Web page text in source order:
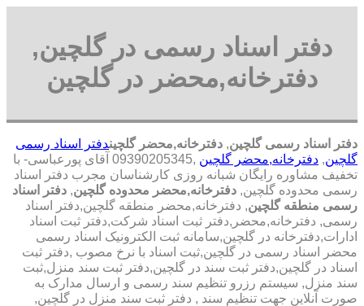
دفتر اسناد رسمی در گلچین,
دفترخانه,محضر در گلچین
دفتر اسناد رسمی گلچین, دفترخانه,محضر گلچیندفتر اسناد رسمی
گلچین, دفترخانه,محضر گلچین
,09390205345 آقای پورعباسی- با
تخفیف مشاوره رايگان شبانه روزی کارشناسان مجرب دفتر اسناد
رسمی محدوده گلچین, دفترخانه,محضر محدوده گلچین, دفتر اسناد
رسمی منطقه گلچین, دفترخانه,محضر منطقه گلچین,دفتر اسناد
رسمی, دفترخانه,محضر,دفتر ثبت اسناد شرکت,دفتر ثبت اسناد
ادارات,دفترخانه در گلچین,سامانه ثبت الکترونیک اسناد رسمی
محضر اسناد رسمی در گلچین,ثبت اسناد با نرخ مصوب ,دفتر ثبت
اسناد در گلچین,دفتر ثبت سند در گلچین,دفتر ثبت سند منزل,ثبت
سند منزل, سیستم رزرو تنظیم سند رسمی و ارسال مدارک به
صورت آنلاین جهت تنظیم سند , دفتر ثبت سند منزل در گلچین,